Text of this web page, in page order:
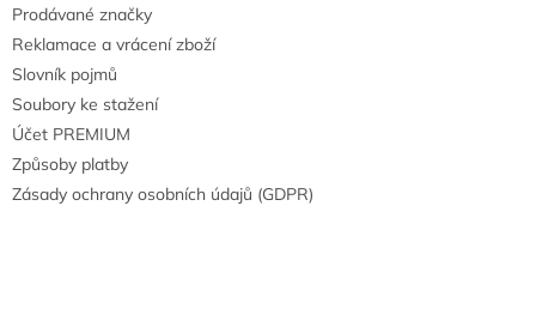
Prodávané značky
Reklamace a vrácení zboží
Slovník pojmů
Soubory ke stažení
Účet PREMIUM
Způsoby platby
Zásady ochrany osobních údajů (GDPR)